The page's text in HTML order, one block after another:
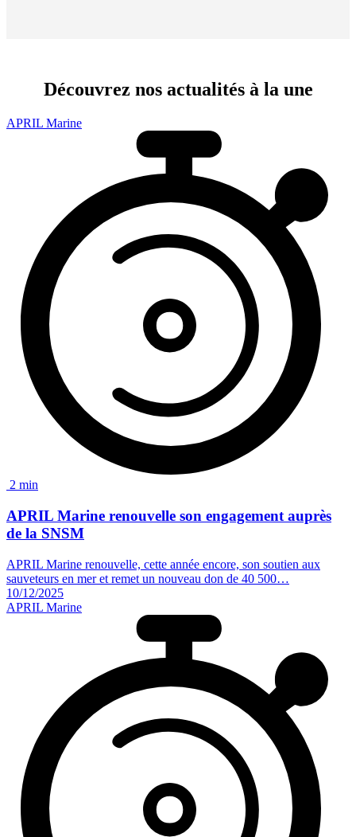
Découvrez nos actualités à la une
APRIL Marine
2 min
APRIL Marine renouvelle son engagement auprès
de la SNSM
APRIL Marine renouvelle, cette année encore, son soutien aux
sauveteurs en mer et remet un nouveau don de 40 500…
10/12/2025
APRIL Marine